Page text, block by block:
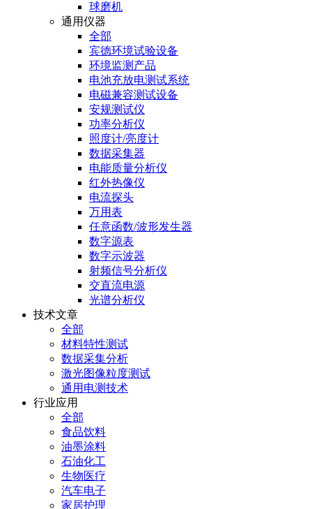
球磨机
通用仪器
全部
宾德环境试验设备
环境监测产品
电池充放电测试系统
电磁兼容测试设备
安规测试仪
功率分析仪
照度计/亮度计
数据采集器
电能质量分析仪
红外热像仪
电流探头
万用表
任意函数/波形发生器
数字源表
数字示波器
射频信号分析仪
交直流电源
光谱分析仪
技术文章
全部
材料特性测试
数据采集分析
激光图像粒度测试
通用电测技术
行业应用
全部
食品饮料
油墨涂料
石油化工
生物医疗
汽车电子
家居护理